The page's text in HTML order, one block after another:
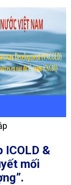
ICOLD &
mối